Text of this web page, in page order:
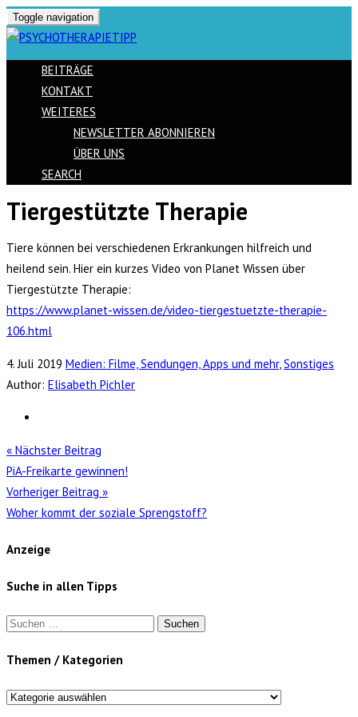
Toggle navigation
BEITRÄGE
KONTAKT
WEITERES
NEWSLETTER ABONNIEREN
ÜBER UNS
SEARCH
Skip
content
Tiergestützte Therapie
Tiere können bei verschiedenen Erkrankungen hilfreich und
heilend sein. Hier ein kurzes Video von Planet Wissen über
Tiergestützte Therapie:
https://www.planet-wissen.de/video-tiergestuetzte-therapie-
106.html
4. Juli 2019 Medien: Filme, Sendungen, Apps und mehr,Sonstiges
Author: Elisabeth Pichler
« Nächster Beitrag
PiA-Freikarte gewinnen!
Vorheriger Beitrag »
Woher kommt der soziale Sprengstoff?
Anzeige
Suche in allen Tipps
Suchen
Themen / Kategorien
Themen